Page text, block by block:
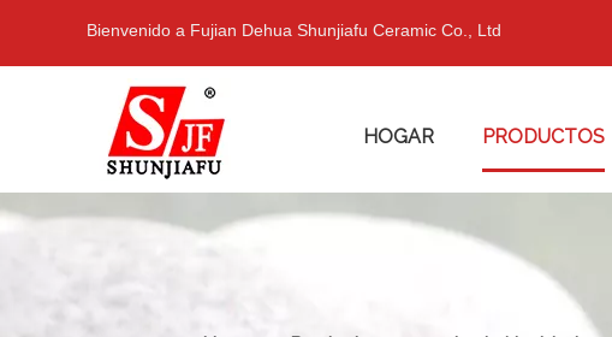
Bienvenido a Fujian Dehua Shunjiafu Ceramic Co., Ltd
HOGAR PRODUCTOS